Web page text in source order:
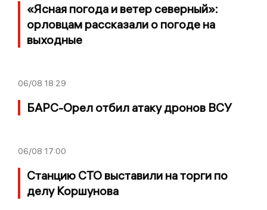
«Ясная погода и ветер северный»:
орловцам рассказали о погоде на
выходные
06/08 18:29
БАРС-Орел отбил атаку дронов ВСУ
06/08 17:00
Станцию СТО выставили на торги по
делу Коршунова